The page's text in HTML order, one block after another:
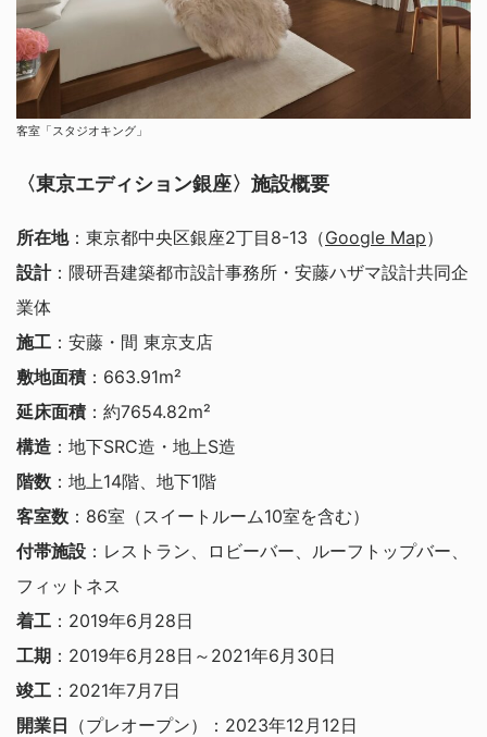
客室「スタジオキング」
〈東京エディション銀座〉施設概要
所在地：東京都中央区銀座2丁目8-13（Google Map）
設計：隈研吾建築都市設計事務所・安藤ハザマ設計共同企
業体
施工 ：安藤・間 東京支店
敷地面積 ：663.91m²
延床面積 ：約7654.82m²
構造 ：地下SRC造・地上S造
階数 ：地上14階、地下1階
客室数 ：86室（スイートルーム10室を含む）
付帯施設 ：レストラン、ロビーバー、ルーフトップバー、
フィットネス
着工 ：2019年6月28日
工期 ：2019年6月28日～2021年6月30日
竣工 ：2021年7月7日
開業日 （プレオープン）：2023年12月12日